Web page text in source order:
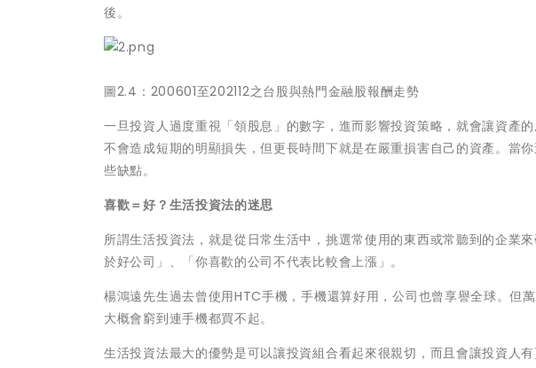
後。
圖2.4：200601至202112之台股與熱門金融股報酬走勢
一旦投資人過度重視「領股息」的數字，進而影響投資策略，就會讓資產
不會造成短期的明顯損失，但更長時間下就是在嚴重損害自己的資產。當
些缺點。
喜歡＝好？生活投資法的迷思
所謂生活投資法，就是從日常生活中，挑選常使用的東西或常聽到的企業
於好公司」、「你喜歡的公司不代表比較會上漲」。
楊鴻遠先生過去曾使用HTC手機，手機還算好用，公司也曾享譽全球。但
大概會窮到連手機都買不起。
生活投資法最大的優勢是可以讓投資組合看起來很親切，而且會讓投資人